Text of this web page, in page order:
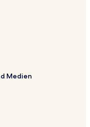
Medien